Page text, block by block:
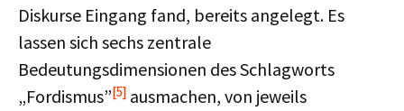
Diskurse Eingang fand, bereits angelegt. Es
lassen sich sechs zentrale
Bedeutungsdimensionen des Schlagworts
„Fordismus”[5] ausmachen, von jeweils